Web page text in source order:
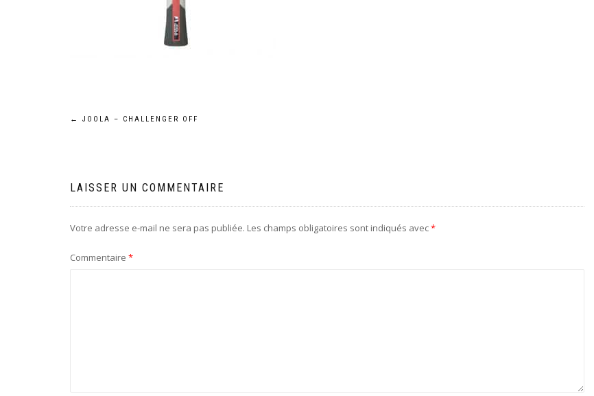
Navigation
l’article
← JOOLA – CHALLENGER OFF
LAISSER UN COMMENTAIRE
Votre adresse e-mail ne sera pas publiée. Les champs obligatoires sont indiqués avec*
Commentaire *